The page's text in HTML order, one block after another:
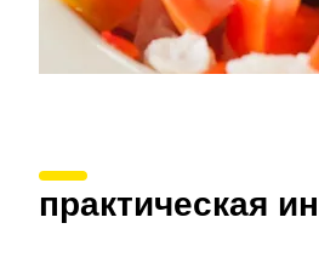
практическая